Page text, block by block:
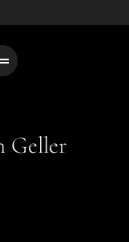
Geller